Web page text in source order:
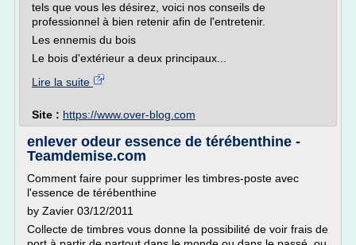
tels que vous les désirez, voici nos conseils de
professionnel à bien retenir afin de l'entretenir.
Les ennemis du bois
Le bois d'extérieur a deux principaux...
Lire la suite
Site : https://www.over-blog.com
enlever odeur essence de térébenthine -
Teamdemise.com
Comment faire pour supprimer les timbres-poste avec
l'essence de térébenthine
by Zavier 03/12/2011
Collecte de timbres vous donne la possibilité de voir frais de